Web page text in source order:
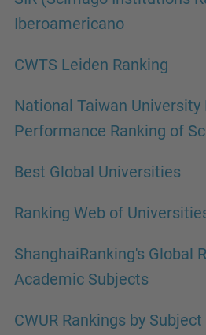
Iberoamericano
CWTS Leiden Ranking
National Taiwan University
Performance Ranking of
Best Global Universities
Ranking Web of
ShanghaiRanking's Global
Academic Subjects
CWUR Rankings by Subject